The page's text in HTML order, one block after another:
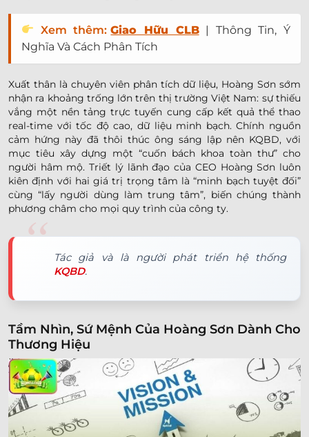
Xem thêm: Giao Hữu CLB| Thông Tin, Ý
Nghĩa Và Cách Phân Tích
Xuất thân là chuyên viên phân tích dữ liệu, Hoàng Sơn sớm
nhận ra khoảng trống lớn trên thị trường Việt Nam: sự thiếu
vắng một nền tảng trực tuyến cung cấp kết quả thể thao
real-time với tốc độ cao, dữ liệu minh bạch. Chính nguồn
cảm hứng này đã thôi thúc ông sáng lập nên KQBD, với
mục tiêu xây dựng một “cuốn bách khoa toàn thư” cho
người hâm mộ. Triết lý lãnh đạo của CEO Hoàng Sơn luôn
kiên định với hai giá trị trọng tâm là “minh bạch tuyệt đối”
cùng “lấy người dùng làm trung tâm”, biến chúng thành
phương châm cho mọi quy trình của công ty.
Tác giả và là người phát triển hệ thống
KQBD.
Tầm Nhìn, Sứ Mệnh Của Hoàng Sơn Dành Cho
Thương Hiệu